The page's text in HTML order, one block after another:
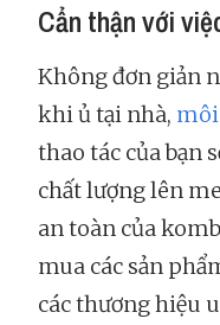
Cẩn thận với
Không đơn giản
khi ủ tại nhà,
thao tác của bạn
chất lượng lên
an toàn của
mua các sản
các thương hiệu